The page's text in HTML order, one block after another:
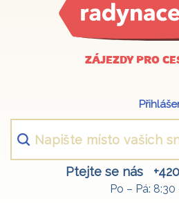
ZÁJEZDY PRO
Ptejte se nás
Po – Pá: 8:30